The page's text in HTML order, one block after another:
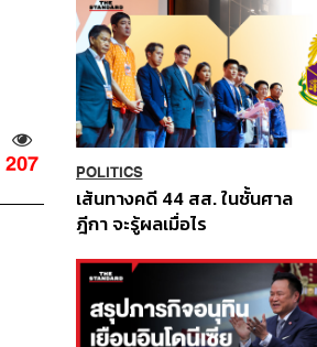
207 POLITICS
เส้นทางคดี 44 สส. ในชั้นศาล
ฎีกา จะรู้ผลเมื่อไร